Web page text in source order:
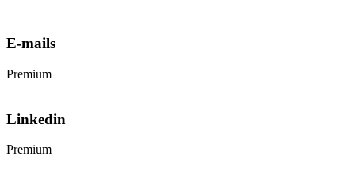
E-mails
Premium
Linkedin
Premium